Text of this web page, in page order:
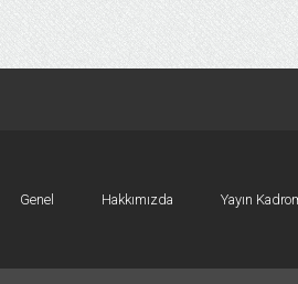
Genel Hakkımızda Yayın